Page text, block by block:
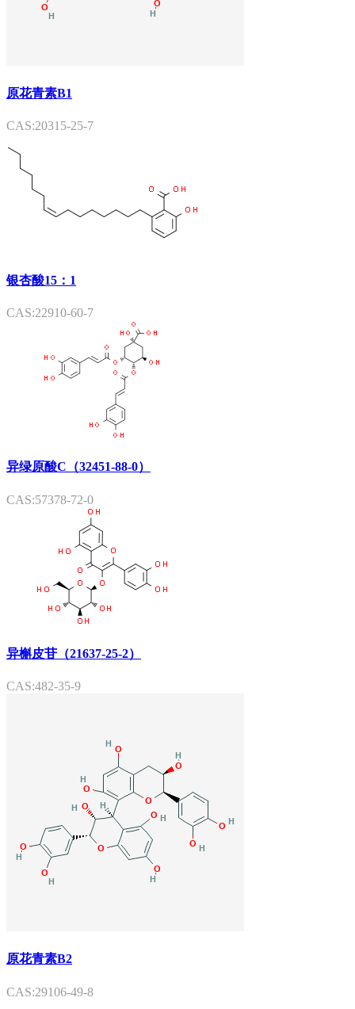
原花青素B1
CAS:20315-25-7
银杏酸15：1
CAS:22910-60-7
异绿原酸C（32451-88-0）
CAS:57378-72-0
异槲皮苷（21637-25-2）
CAS:482-35-9
原花青素B2
CAS:29106-49-8